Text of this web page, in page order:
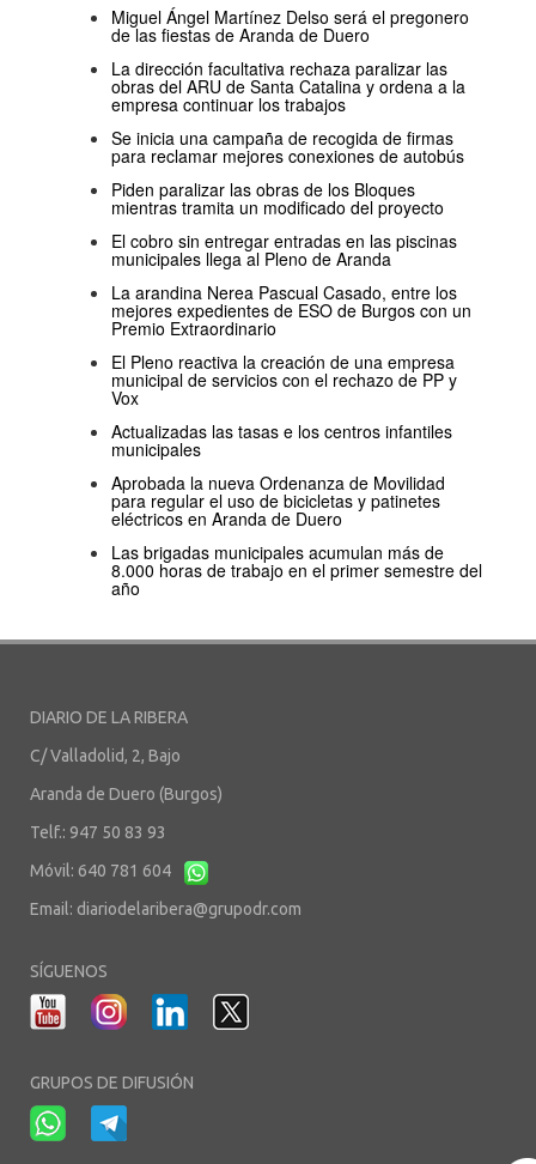
Miguel Ángel Martínez Delso será el pregonero
de las fiestas de Aranda de Duero
La dirección facultativa rechaza paralizar las
obras del ARU de Santa Catalina y ordena a la
empresa continuar los trabajos
Se inicia una campaña de recogida de firmas
para reclamar mejores conexiones de autobús
Piden paralizar las obras de los Bloques
mientras tramita un modificado del proyecto
El cobro sin entregar entradas en las piscinas
municipales llega al Pleno de Aranda
La arandina Nerea Pascual Casado, entre los
mejores expedientes de ESO de Burgos con un
Premio Extraordinario
El Pleno reactiva la creación de una empresa
municipal de servicios con el rechazo de PP y
Vox
Actualizadas las tasas e los centros infantiles
municipales
Aprobada la nueva Ordenanza de Movilidad
para regular el uso de bicicletas y patinetes
eléctricos en Aranda de Duero
Las brigadas municipales acumulan más de
8.000 horas de trabajo en el primer semestre del
año
DIARIO DE LA RIBERA
C/ Valladolid, 2, Bajo
Aranda de Duero (Burgos)
Telf.: 947 50 83 93
Móvil: 640 781 604
Email: diariodelaribera@grupodr.com
SÍGUENOS
GRUPOS DE DIFUSIÓN